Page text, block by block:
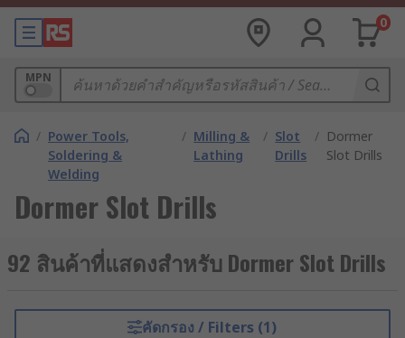
0
MPN
/ Power Tools,
Soldering &
Welding
/ Milling &
Lathing
/ Slot
Drills
/ Dormer
Slot Drills
Dormer Slot Drills
92 สินค้าที่แสดงสำหรับ Dormer Slot Drills
คัดกรอง / Filters (1)